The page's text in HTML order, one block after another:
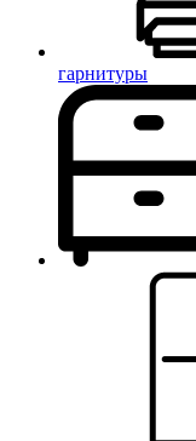
гарнитуры